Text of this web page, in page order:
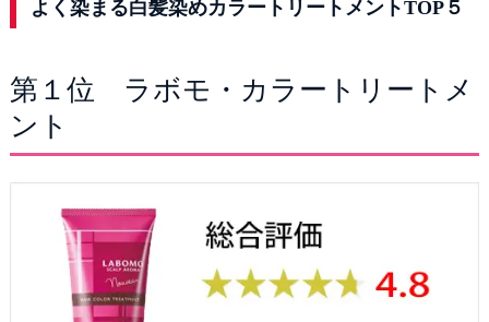
よく染まる白髪染めカラートリートメントTOP５
第１位 ラボモ・カラートリートメ
ント